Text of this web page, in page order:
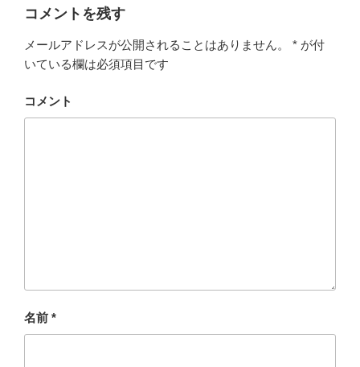
コメントを残す
メールアドレスが公開されることはありません。 * が付
いている欄は必須項目です
コメント
名前 *